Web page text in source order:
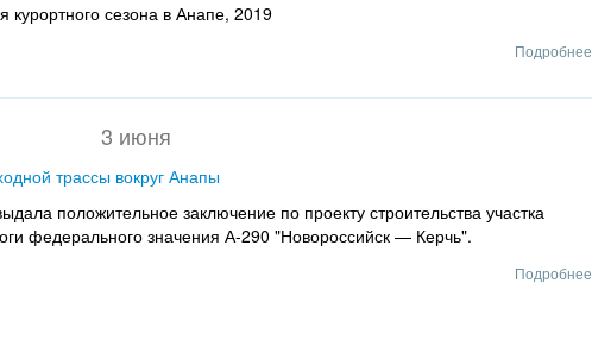
курортного сезона в Анапе, 2019
Подробнее
3 июня
трассы вокруг Анапы
положительное заключение по проекту строительства участка
федерального значения А-290 "Новороссийск — Керчь".
Подробнее